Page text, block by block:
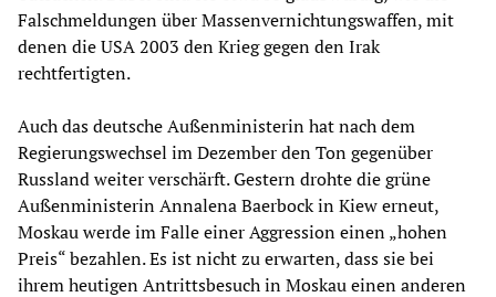
Falschmeldungen über Massenvernichtungswaffen, mit
denen die USA 2003 den Krieg gegen den Irak
rechtfertigten.
Auch das deutsche Außenministerin hat nach dem
Regierungswechsel im Dezember den Ton gegenüber
Russland weiter verschärft. Gestern drohte die grüne
Außenministerin Annalena Baerbock in Kiew erneut,
Moskau werde im Falle einer Aggression einen „hohen
Preis“ bezahlen. Es ist nicht zu erwarten, dass sie bei
ihrem heutigen Antrittsbesuch in Moskau einen anderen